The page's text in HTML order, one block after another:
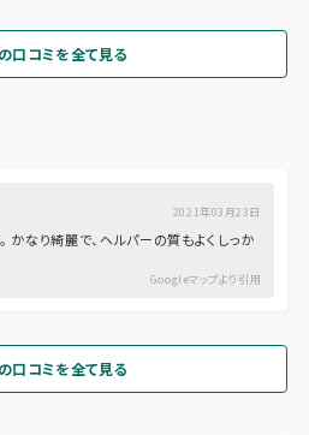
口コミを全て見る
2021年03月23日
かなり綺麗で、ヘルパーの質もよくしっか
Googleマップより引用
口コミを全て見る